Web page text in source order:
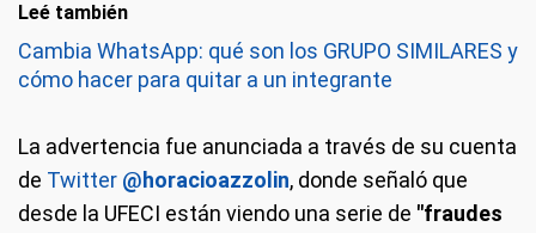
Leé también
Cambia WhatsApp: qué son los GRUPO SIMILARES y
cómo hacer para quitar a un integrante
La advertencia fue anunciada a través de su cuenta
de Twitter @horacioazzolin, donde señaló que
desde la UFECI están viendo una serie de "fraudes